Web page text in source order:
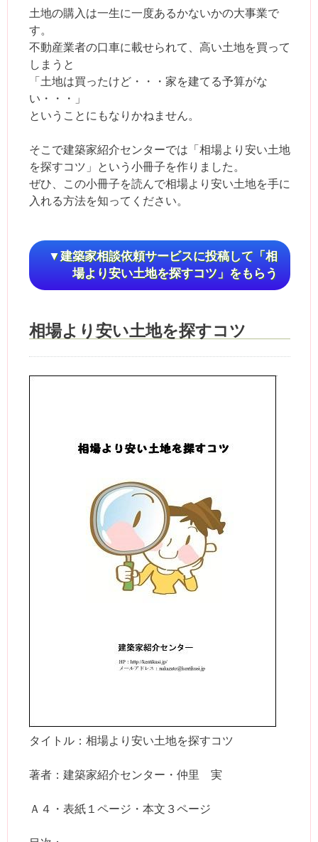
土地の購入は一生に一度あるかないかの大事業で
す。
不動産業者の口車に載せられて、高い土地を買って
しまうと
「土地は買ったけど・・・家を建てる予算がな
い・・・」
ということにもなりかねません。
そこで建築家紹介センターでは「相場より安い土地
を探すコツ」という小冊子を作りました。
ぜひ、この小冊子を読んで相場より安い土地を手に
入れる方法を知ってください。
▼建築家相談依頼サービスに投稿して「相
場より安い土地を探すコツ」をもらう
相場より安い土地を探すコツ
タイトル：相場より安い土地を探すコツ
著者：建築家紹介センター・仲里 実
Ａ４・表紙１ページ・本文３ページ